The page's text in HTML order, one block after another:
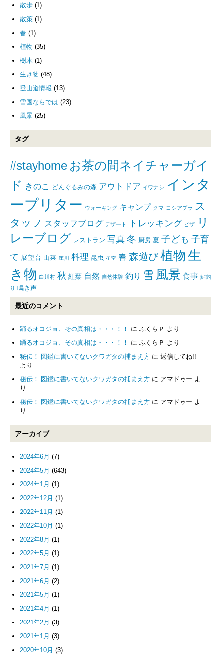
散歩 (1)
散策 (1)
春 (1)
植物 (35)
樹木 (1)
生き物 (48)
登山道情報 (13)
雪国ならでは (23)
風景 (25)
タグ
#stayhome お茶の間ネイチャーガイ
ド きのこ どんぐるみの森 アウトドア イワナシ インタ
ープリター ウォーキング キャンプ クマ コシアブラ
ス
タッフ スタッフブログ デザート トレッキング ピザ
リ
レーブログ レストラン 写真冬 厨房 夏 子ども 子育
て 展望台 山菜 庄川 料理 昆虫 星空 春 森遊び植物 生
き物 白川村 秋 紅葉 自然 自然体験 釣り 雪 風景 食事 鮎釣
り 鳴き声
最近のコメント
踊るオコジョ、その真相は・・・！！ に ふくらＰ より
踊るオコジョ、その真相は・・・！！
に ふくらＰ より
秘伝！ 図鑑に書いてないクワガタの捕まえ方 に 返信してね!!
より
秘伝！ 図鑑に書いてないクワガタの捕まえ方 に アマドゥー よ
り
秘伝！ 図鑑に書いてないクワガタの捕まえ方 に アマドゥー よ
り
アーカイブ
2024年6月 (7)
2024年5月 (643)
2024年1月 (1)
2022年12月 (1)
2022年11月 (1)
2022年10月 (1)
2022年8月 (1)
2022年5月 (1)
2021年7月 (1)
2021年6月 (2)
2021年5月 (1)
2021年4月 (1)
2021年2月 (3)
2021年1月 (3)
2020年10月 (3)